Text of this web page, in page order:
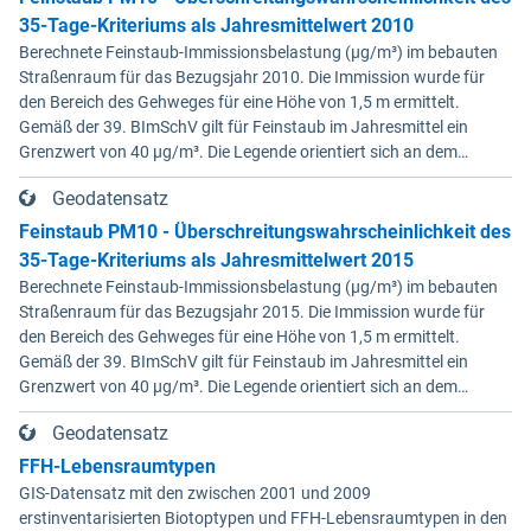
seeseitige Grenze des Deiches (§ 4 Abs. 3 des
Niedersächsischen Deichgesetzes)
maßgeblich. 4Für den Verlauf der in den
Anlagen 2 und 3 durch eine schwarze nicht
unterbrochene Punktlinie gekennzeichneten
Grenzen ist die Karte maßgeblich. 5Soweit
gemäß Satz 3 die seeseitige Grenze des
Deiches die Grenze des Nationalparks bildet,
verändert sich diese Grenze mit den
zugelassenen Veränderungen des
vorhandenen Deiches. 6In diesem Fall macht
das für den Naturschutz zuständige
Ministerium soweit erforderlich die Anlagen 2
und 3 neu bekannt. Der Datensatz liefert die
Grenzen als Vektoren. Die GIS-Daten können
unter der Rubrik "Verweise" herunter geladen
die keiner der in § 5 Abs. 1 genannten Zonen
zugeordnet sind, sind nicht Bestandteil des
Nationalparks. (2) Für die Abgrenzung des
Nationalparks ist seewärts und in den
Mündungstrichtern von Ems, Weser und Elbe
sowie in der Jade die Verbindungslinie
zwischen den in der Anlage 2 eingetragenen,
durch geografische Koordinaten bestimmten
Punkten maßgeblich, soweit nicht in den
Mündungstrichtern von Elbe und Weser
zwischen zwei Koordinatenpunkten die
niedersächsische Landesgrenze oder ein
Leitwerk verläuft; in diesem Fall wird die
Grenze durch die Landesgrenze oder den
stromabgewandten Fuß des Leitwerks
gebildet. (3) Die landwärtigen Grenzen des
Nationalparks sind in den Anlagen 2 und 3
durch Punktlinien dargestellt. 2Auf den in den
Anlagen 2 und 3 durch eine unterbrochene
Punktlinie gekennzeichneten
Grenzabschnitten ist die mittlere
35-Tage-Kriteriums als Jahresmittelwert 2010
Berechnete Feinstaub-Immissionsbelastung (µg/m³) im bebauten
Straßenraum für das Bezugsjahr 2010. Die Immission wurde für
den Bereich des Gehweges für eine Höhe von 1,5 m ermittelt.
Gemäß der 39. BImSchV gilt für Feinstaub im Jahresmittel ein
Grenzwert von 40 µg/m³. Die Legende orientiert sich an dem
Zusammenhang zwischen dem Feinstaub-Jahresmittelwert und
der Überschreitungswahrscheinlichkeit des 35-Tage-Kriteriums. Die
Berechnung liegt für mehrere Städte in Niedersachsen vor, z. B.
Hannover, Braunschweig, Göttingen, Osnabrück, Hildesheim,
Oldenburg.
Geodatensatz
Feinstaub PM10 - Überschreitungswahrscheinlichkeit des
35-Tage-Kriteriums als Jahresmittelwert 2015
Berechnete Feinstaub-Immissionsbelastung (µg/m³) im bebauten
Straßenraum für das Bezugsjahr 2015. Die Immission wurde für
den Bereich des Gehweges für eine Höhe von 1,5 m ermittelt.
Gemäß der 39. BImSchV gilt für Feinstaub im Jahresmittel ein
Grenzwert von 40 µg/m³. Die Legende orientiert sich an dem
Zusammenhang zwischen dem Feinstaub-Jahresmittelwert und
der Überschreitungswahrscheinlichkeit des 35-Tage-Kriteriums. Die
Berechnung liegt für mehrere Städte in Niedersachsen vor, z. B.
Hannover, Braunschweig, Göttingen, Osnabrück, Hildesheim,
Oldenburg.
Geodatensatz
FFH-Lebensraumtypen
GIS-Datensatz mit den zwischen 2001 und 2009
erstinventarisierten Biotoptypen und FFH-Lebensraumtypen in den